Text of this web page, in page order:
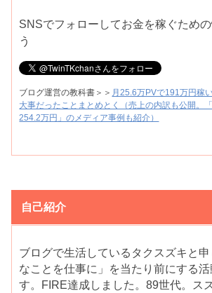
SNSでフォローしてお金を稼ぐため
う
ブログ運営の教科書＞＞ 月25.6万PVで191万円稼
大事だったことまとめとく（売上の内訳も公開。
254.2万円」のメディア事例も紹介）
自己紹介
ブログで生活しているタクスズキと
なことを仕事に」を当たり前にする活
す。FIRE達成しました。89世代。ス